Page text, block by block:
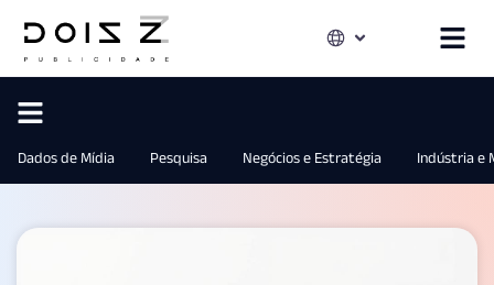
Dados de Mídia Pesquisa Negócios e Estratégia Indústria e